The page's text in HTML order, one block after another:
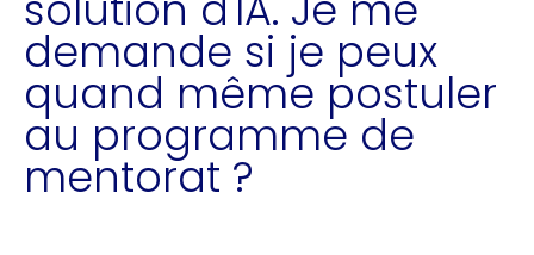
demande si je peux
quand même postuler
au programme de
mentorat ?